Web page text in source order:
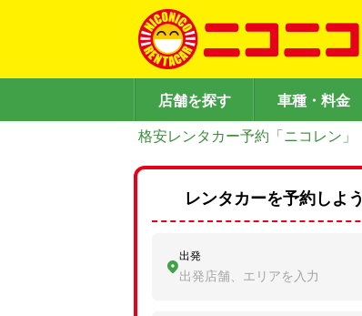
店舗を探す 車種・料金
格安レンタカー予約「ニコレン」
レンタカーを予約しよう
出発
出発店舗、エリアを入力